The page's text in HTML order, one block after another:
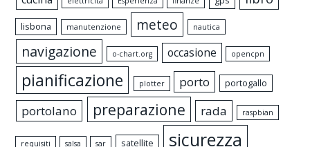
lisbona manutenzione meteo nautica
navigazione o-chart.org occasione opencpn
pianificazione plotter porto portogallo
portolano preparazione rada raspbian
requisiti salsa sar satellite sicurezza